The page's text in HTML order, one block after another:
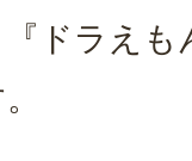
ドラえ